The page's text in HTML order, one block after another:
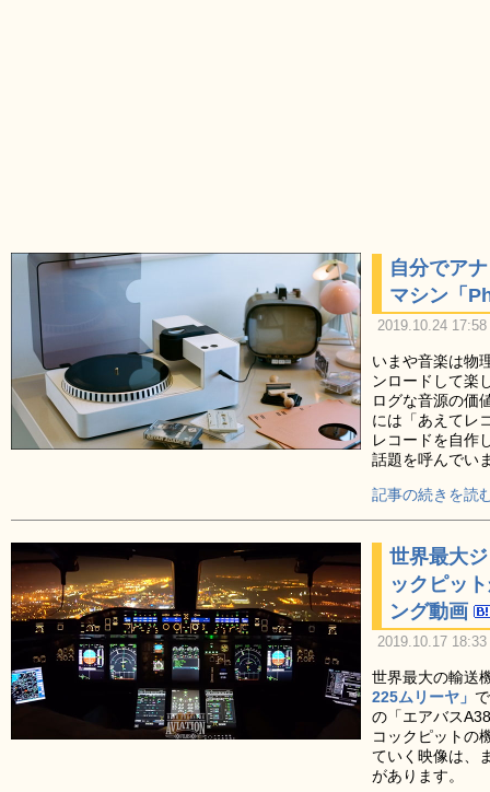
自分でア
マシン「
2019.10.24
いまや音楽は物
ンロードして楽
ログな音源の価
には「あえてレ
レコードを自作
話題を呼んでい
記事の続きを読
世界最大
ックピッ
ング動画
2019.10.17
世界最大の輸送
225ムリーヤ」
の「エアバス
コックピットの
ていく映像は、
があります。